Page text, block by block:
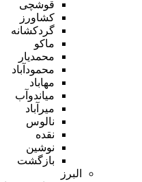
قوشچی
کشاورز
گردکشانه
ماکو
محمدیار
محمودآباد
مهاباد
میاندوآب
میرآباد
نالوس
نقده
نوشین
بازگشت
البرز